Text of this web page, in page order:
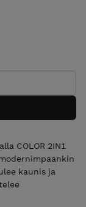
COLOR 2IN1
kaunis ja